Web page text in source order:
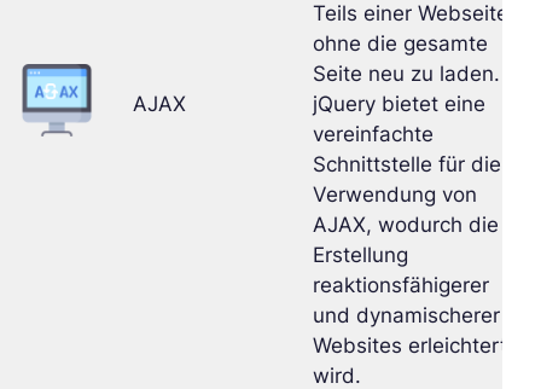
AJAX
Teils einer Webseite,
ohne die gesamte
Seite neu zu laden.
jQuery bietet eine
vereinfachte
Schnittstelle für die
Verwendung von
AJAX, wodurch die
Erstellung
reaktionsfähigerer
und dynamischerer
Websites erleichtert
wird.